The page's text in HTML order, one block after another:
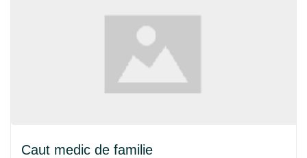
Caut medic de familie